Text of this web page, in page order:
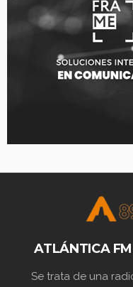
ATLÁNTICA
Se trata de una